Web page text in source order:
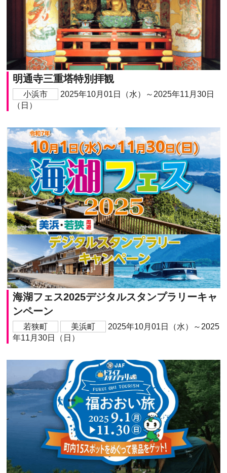
明通寺三重塔特別拝観
小浜市
2025年10月01日（水）～2025年11月30日
（日）
海湖フェス2025デジタルスタンプラリーキャ
ンペーン
若狭町 美浜町
2025年10月01日（水）～2025
年11月30日（日）